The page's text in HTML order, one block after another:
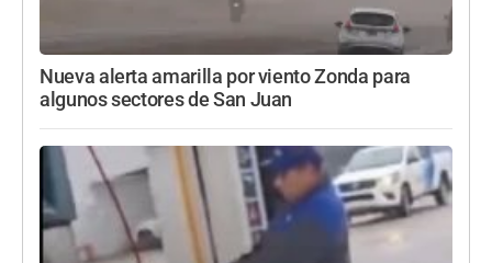
Nueva alerta amarilla por viento Zonda para
algunos sectores de San Juan